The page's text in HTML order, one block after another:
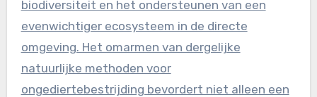
biodiversiteit en het ondersteunen van een
evenwichtiger ecosysteem in de directe
omgeving. Het omarmen van dergelijke
natuurlijke methoden voor
ongediertebestrijding bevordert niet alleen een